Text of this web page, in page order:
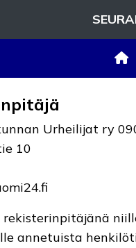
Urheilijat ry
10
annetuista